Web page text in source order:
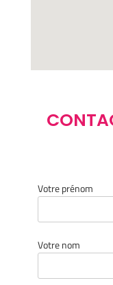
Votre prénom
Votre nom